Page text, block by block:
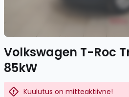
Volkswagen T-Roc
85kW
Kuulutus on mitteaktiivne!